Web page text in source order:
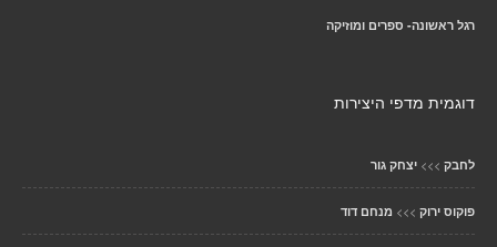
רגל ראשונה- ספרים ומוזיקה
דוגמית מדפי היצירות
לחבק >>> יצחק גור
פוקוס ירוק >>> מנחם דוד